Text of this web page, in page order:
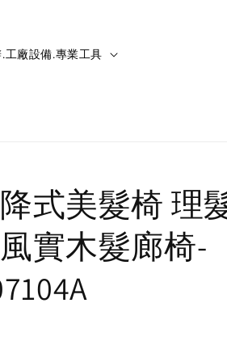
工廠設備.專業工具
式美髮椅 理
實木髮廊椅-